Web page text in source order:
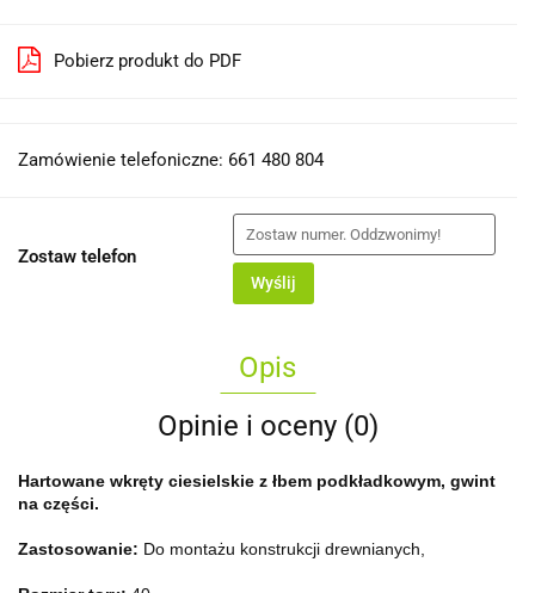
Pobierz produkt do PDF
Zamówienie telefoniczne: 661 480 804
Zostaw telefon
Wyślij
Opis
Opinie i oceny (0)
Hartowane wkręty ciesielskie z łbem podkładkowym, gwint
na części.
Zastosowanie: Do montażu konstrukcji drewnianych,